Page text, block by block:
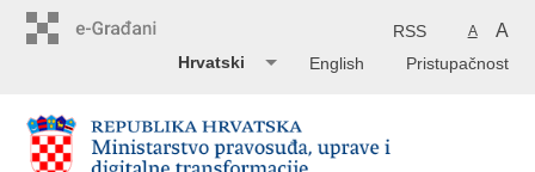
A A
RSS
Pristupačnost
English
Hrvatski